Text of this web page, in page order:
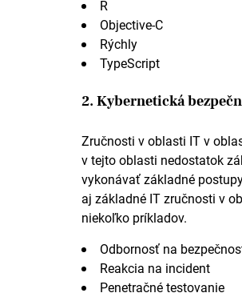
R
Objective-C
Rýchly
TypeScript
2. Kybernetická
Zručnosti v oblasti IT v
v tejto oblasti nedostatok
vykonávať základné
aj základné IT zručnosti v
niekoľko príkladov.
Odbornosť na
Reakcia na incident
Penetračné testovanie